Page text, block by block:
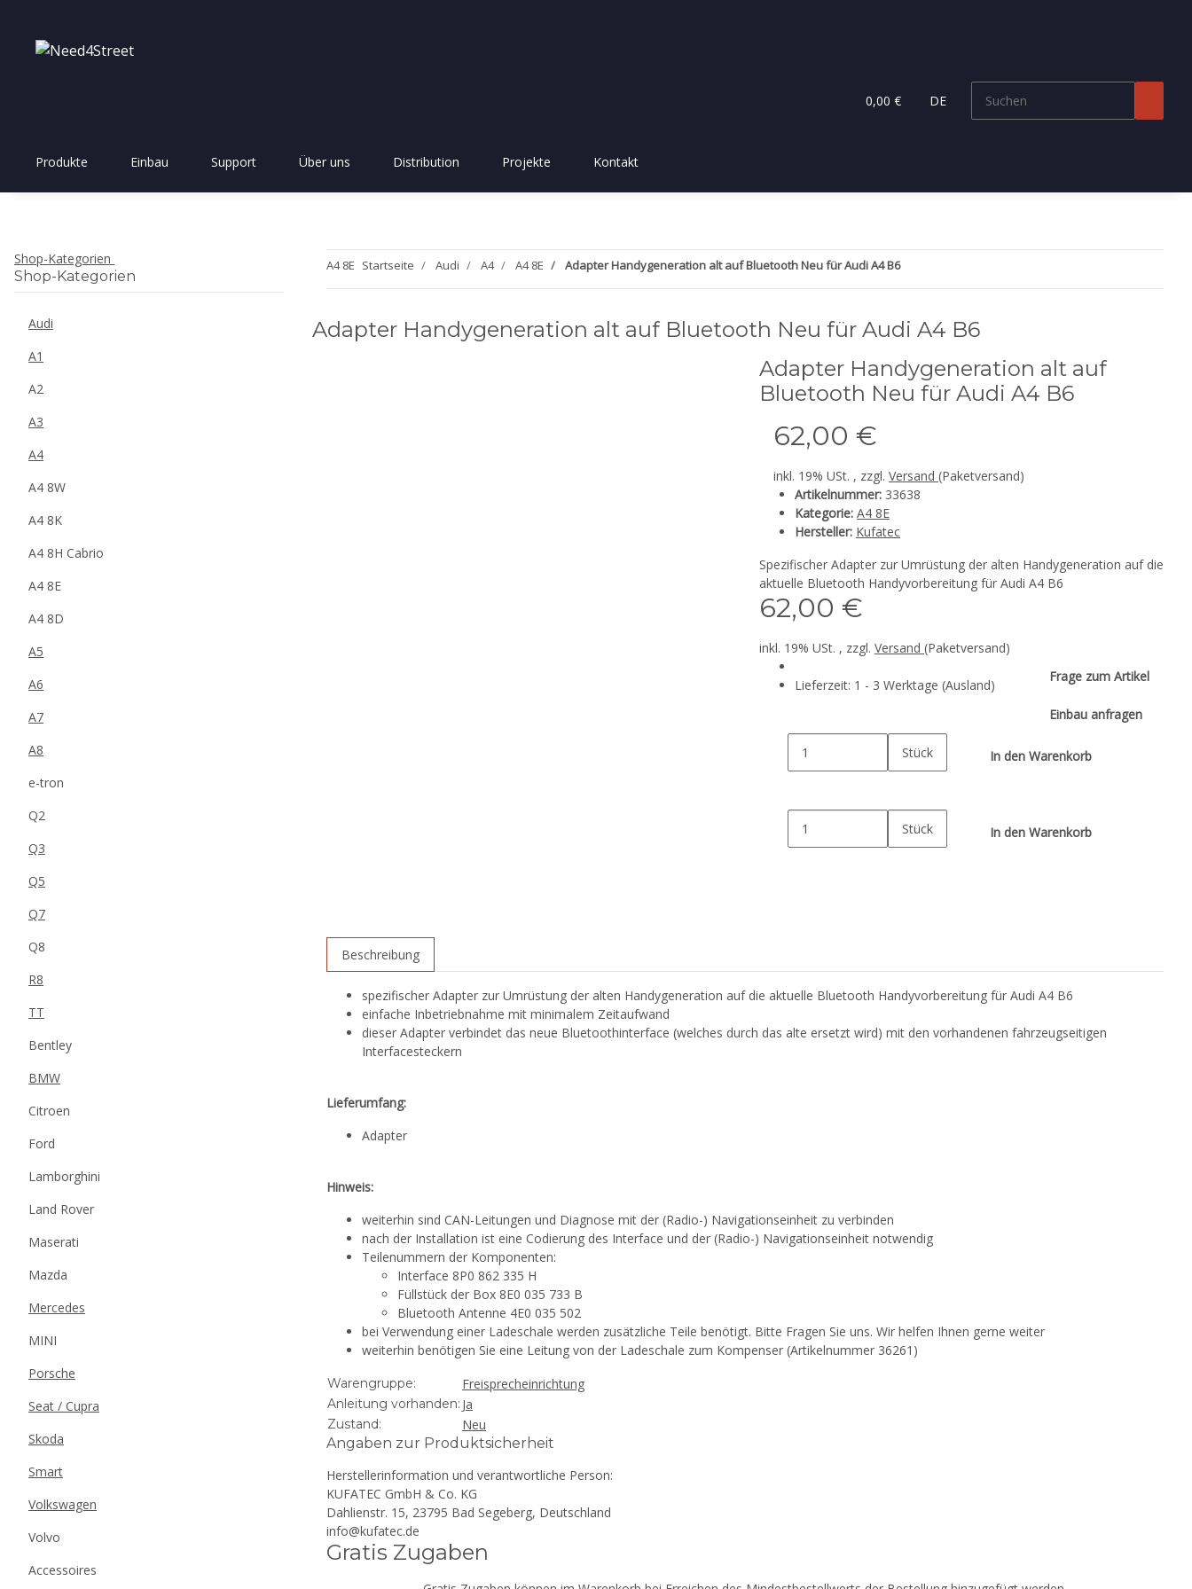
0,00 € DE
Produkte Einbau Support Über uns Distribution Projekte Kontakt
A4 8E Startseite Audi A4 A4 8E Adapter Handygeneration alt auf Bluetooth Neu für Audi A4 B6
Adapter Handygeneration alt auf Bluetooth Neu für Audi A4 B6
Adapter Handygeneration alt auf
Bluetooth Neu für Audi A4 B6
62,00 €
inkl. 19% USt. , zzgl. Versand (Paketversand)
Artikelnummer: 33638
Kategorie: A4 8E
Hersteller: Kufatec
Spezifischer Adapter zur Umrüstung der alten Handygeneration auf die
aktuelle Bluetooth Handyvorbereitung für Audi A4 B6
62,00 €
inkl. 19% USt. , zzgl. Versand (Paketversand)
Lieferzeit: 1 - 3 Werktage (Ausland)
Frage zum Artikel
Einbau anfragen
Stück In den Warenkorb
Stück In den Warenkorb
Beschreibung
spezifischer Adapter zur Umrüstung der alten Handygeneration auf die aktuelle Bluetooth Handyvorbereitung für Audi A4 B6
einfache Inbetriebnahme mit minimalem Zeitaufwand
dieser Adapter verbindet das neue Bluetoothinterface (welches durch das alte ersetzt wird) mit den vorhandenen fahrzeugseitigen
Interfacesteckern
Lieferumfang:
Adapter
Hinweis:
weiterhin sind CAN-Leitungen und Diagnose mit der (Radio-) Navigationseinheit zu verbinden
nach der Installation ist eine Codierung des Interface und der (Radio-) Navigationseinheit notwendig
Teilenummern der Komponenten:
Interface 8P0 862 335 H
Füllstück der Box 8E0 035 733 B
Bluetooth Antenne 4E0 035 502
bei Verwendung einer Ladeschale werden zusätzliche Teile benötigt. Bitte Fragen Sie uns. Wir helfen Ihnen gerne weiter
weiterhin benötigen Sie eine Leitung von der Ladeschale zum Kompenser (Artikelnummer 36261)
Warengruppe: Freisprecheinrichtung
Anleitung vorhanden: Ja
Zustand:
Neu
Angaben zur Produktsicherheit
Herstellerinformation und verantwortliche Person:
KUFATEC GmbH & Co. KG
Dahlienstr. 15, 23795 Bad Segeberg, Deutschland
info@kufatec.de
Gratis Zugaben
Shop-Kategorien
Shop-Kategorien
Audi
A1
A2
A3
A4
A4 8W
A4 8K
A4 8H Cabrio
A4 8E
A4 8D
A5
A6
A7
A8
e-tron
Q2
Q3
Q5
Q7
Q8
R8
TT
Bentley
BMW
Citroen
Ford
Lamborghini
Land Rover
Maserati
Mazda
Mercedes
MINI
Porsche
Seat / Cupra
Skoda
Smart
Volkswagen
Volvo
Accessoires